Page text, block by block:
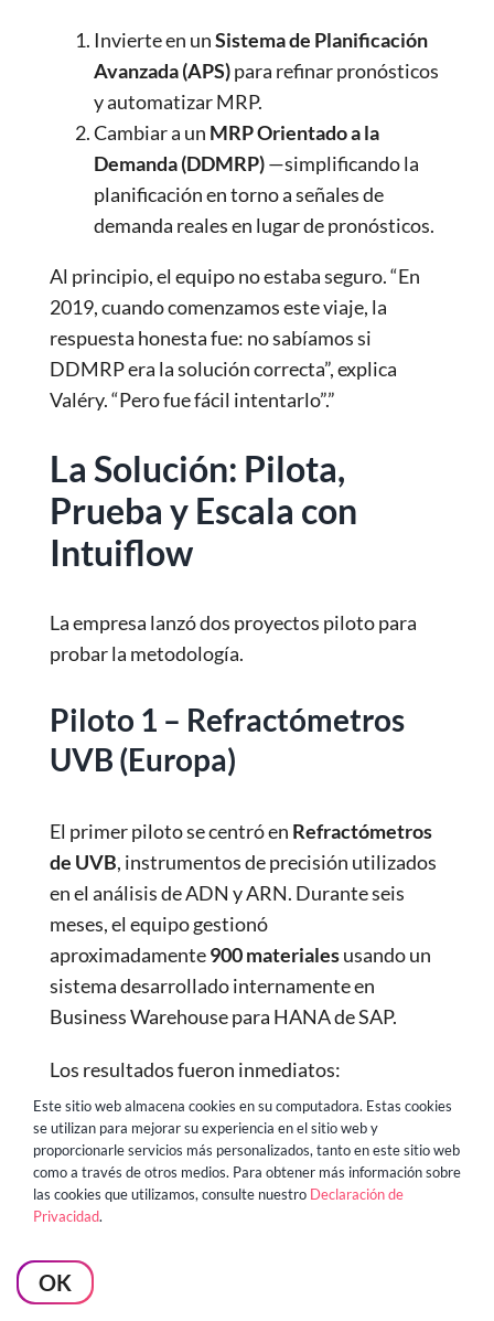
Invierte en unSistema de Planificación
Avanzada (APS)para refinar pronósticos
y automatizar MRP.
Cambiar a un MRP Orientado a la
Demanda (DDMRP)—simplificando la
planificación en torno a señales de
demanda reales en lugar de pronósticos.
Al principio, el equipo no estaba seguro. “En
2019, cuando comenzamos este viaje, la
respuesta honesta fue: no sabíamos si
DDMRP era la solución correcta”, explica
Valéry. “Pero fue fácil intentarlo”.”
La Solución: Pilota,
Prueba y Escala con
Intuiflow
La empresa lanzó dos proyectos piloto para
probar la metodología.
Piloto 1 – Refractómetros
UVB (Europa)
El primer piloto se centró en Refractómetros
de UVB, instrumentos de precisión utilizados
en el análisis de ADN y ARN. Durante seis
meses, el equipo gestionó
aproximadamente900 materialesusando un
sistema desarrollado internamente en
Business Warehouse para HANA de SAP.
Los resultados fueron inmediatos:
Aumento de la puntualidad en las
entregas: 5%
Las reconfirmaciones de pedidos de
venta han bajado un 50%
75%
Este sitio web almacena cookies en su computadora. Estas cookies
se utilizan para mejorar su experiencia en el sitio web y
proporcionarle servicios más personalizados, tanto en este sitio web
como a través de otros medios. Para obtener más información sobre
las cookies que utilizamos, consulte nuestro Declaración de
Privacidad.
OK